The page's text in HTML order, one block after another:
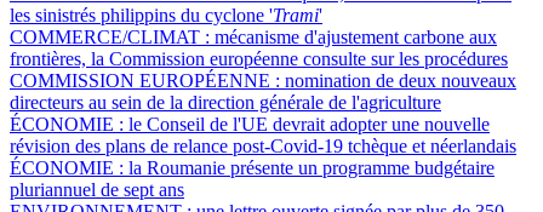
les sinistrés philippins du cyclone 'Trami'
COMMERCE/CLIMAT : mécanisme d'ajustement carbone aux
frontières, la Commission européenne consulte sur les procédures
COMMISSION EUROPÉENNE : nomination de deux nouveaux
directeurs au sein de la direction générale de l'agriculture
ÉCONOMIE : le Conseil de l'UE devrait adopter une nouvelle
révision des plans de relance post-Covid-19 tchèque et néerlandais
ÉCONOMIE : la Roumanie présente un programme budgétaire
pluriannuel de sept ans